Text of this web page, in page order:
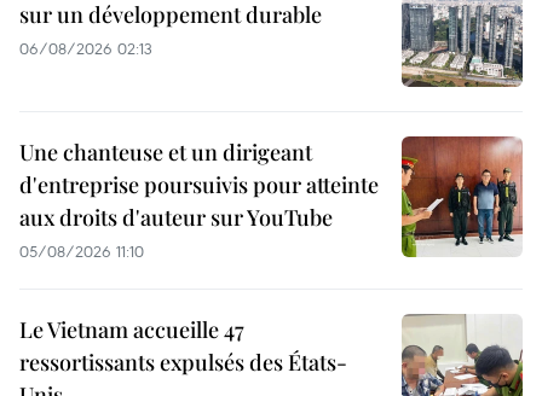
sur un développement durable
06/08/2026 02:13
Une chanteuse et un dirigeant
d'entreprise poursuivis pour atteinte
aux droits d'auteur sur YouTube
05/08/2026 11:10
Le Vietnam accueille 47
ressortissants expulsés des États-